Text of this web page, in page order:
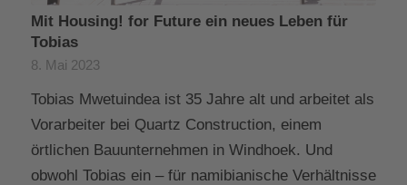
Mit Housing! for Future ein neues Leben für
Tobias
8. Mai 2023
Tobias Mwetuindea ist 35 Jahre alt und arbeitet als
Vorarbeiter bei Quartz Construction, einem
örtlichen Bauunternehmen in Windhoek. Und
obwohl Tobias ein – für namibianische Verhältnisse